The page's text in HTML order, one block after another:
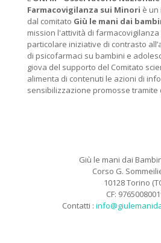
Farmacovigilanza sui Minori è un
dal comitato Giù le mani dai
mission l'attività di farmacovigilanza
particolare iniziative di contrasto
di psicofarmaci su bambini e
giova del supporto del Comitato
alimenta di contenuti le azioni di
sensibilizzazione promosse tramite
Giù le mani dai
Corso G.
10128 Torino
CF:
Contatti :